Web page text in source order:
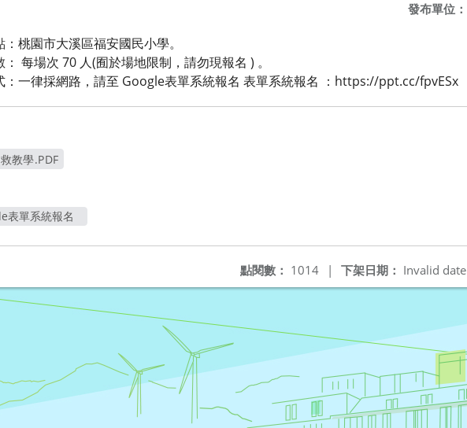
發布單位：
桃園市大溪區福安國民小學。
每場次 70 人(囿於場地限制，請勿現報名 ) 。
：一律採網路，請至 Google表單系統報名 表單系統報名 ：https://ppt.cc/fpvESx
教學.PDF
表單系統報名
下架日期： Invalid date
點閱數： 1014 |